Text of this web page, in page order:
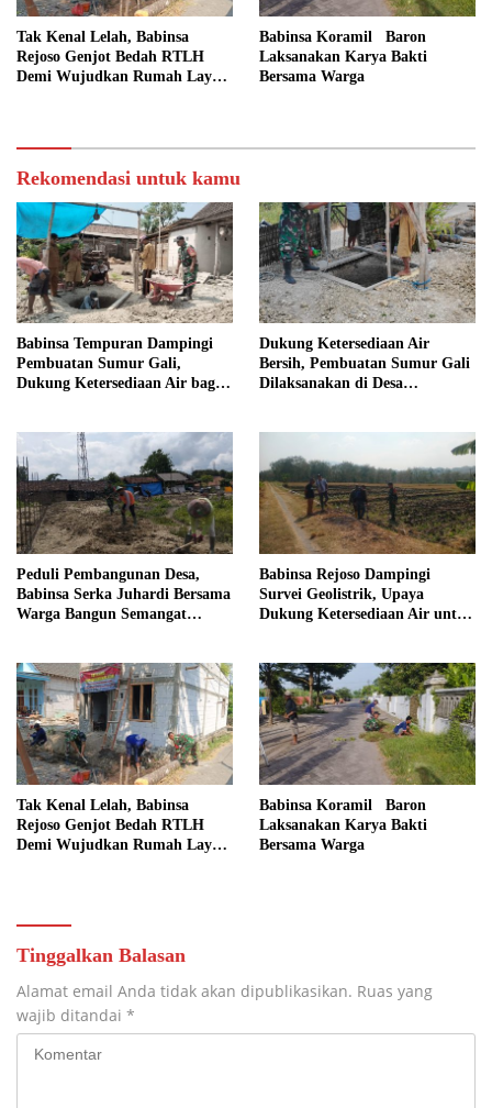
Tak Kenal Lelah, Babinsa
Rejoso Genjot Bedah RTLH
Demi Wujudkan Rumah Layak
Babinsa Koramil Baron
Laksanakan Karya Bakti
Bersama Warga
Rekomendasi untuk kamu
Babinsa Tempuran Dampingi
Pembuatan Sumur Gali,
Dukung Ketersediaan Air bagi
Dukung Ketersediaan Air
Bersih, Pembuatan Sumur Gali
Dilaksanakan di Desa
Peduli Pembangunan Desa,
Babinsa Serka Juhardi Bersama
Warga Bangun Semangat
Babinsa Rejoso Dampingi
Survei Geolistrik, Upaya
Dukung Ketersediaan Air untuk
Tak Kenal Lelah, Babinsa
Rejoso Genjot Bedah RTLH
Demi Wujudkan Rumah Layak
Babinsa Koramil Baron
Laksanakan Karya Bakti
Bersama Warga
Tinggalkan Balasan
Alamat email Anda tidak akan dipublikasikan. Ruas yang
wajib ditandai *